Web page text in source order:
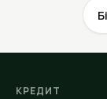
КРЕДИТ